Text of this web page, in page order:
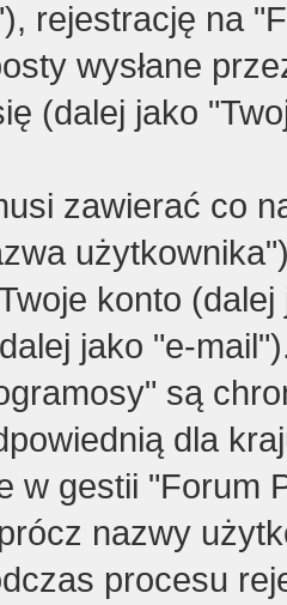
rejestrację na
wysłane
(dalej jako
zawierać co
konto
jako "e-
są
dla
w gestii "Forum
nazwy
procesu